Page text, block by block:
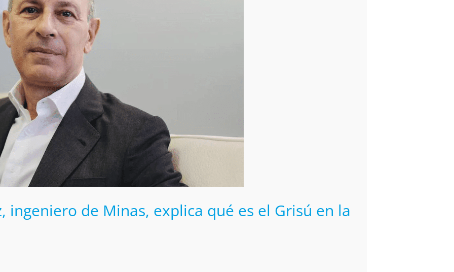
ingeniero de Minas, explica qué es el Grisú en la